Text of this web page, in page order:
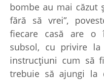
bombe au mai căzut
fără să vrei”,
fiecare casă are o
subsol, cu privire
instrucţiuni cum să
trebuie să ajungi la